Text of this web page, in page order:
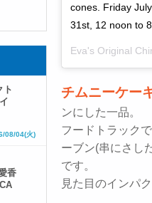
cones. Friday
31st, 12 noon to
Eva's Original
チムニーケー
ンにした一品。
フードトラック
ーブン(串にさし
です。
見た目のインパ
ト
08/04(火)
香